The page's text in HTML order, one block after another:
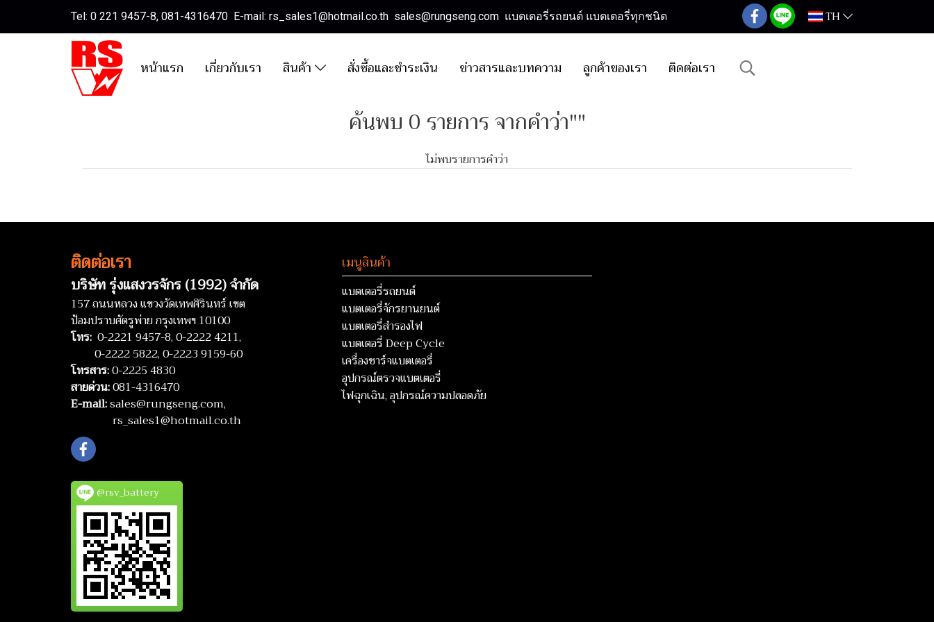
Tel: 0 221 9457-8, 081-4316470 E-mail: rs_sales1@hotmail.co.th sales@rungseng.com แบตเตอรี่รถยนต์ แบตเตอรี่ทุกชนิด TH
หน้าแรก เกี่ยวกับเรา สินค้า สั่งซื้อและชำระเงิน ข่าวสารและบทความ ลูกค้าของเรา ติดต่อเรา
ค้นพบ 0 รายการ จากคำว่า""
ไม่พบรายการคำว่า
ติดต่อเรา
บริษัท รุ่งแสงวรจักร (1992) จำกัด
157 ถนนหลวง แขวงวัดเทพศิรินทร์ เขต
ป้อมปราบศัตรูพ่าย กรุงเทพฯ 10100
โทร: 0-2221 9457-8,0-2222 4211,
0-2222 5822,0-2223 9159-60
โทรสาร:0-2225 4830
สายด่วน:081-4316470
E-mail:sales@rungseng.com,
rs_sales1@hotmail.co.th
@rsv_battery
เมนูสินค้า
แบตเตอรี่รถยนต์
แบตเตอรี่จักรยานยนต์
แบตเตอรี่สำรองไฟ
แบตเตอรี่ Deep Cycle
เครื่องชาร์จแบตเตอรี่
อุปกรณ์ตรวจแบตเตอรี่
ไฟฉุกเฉิน, อุปกรณ์ความปลอดภัย